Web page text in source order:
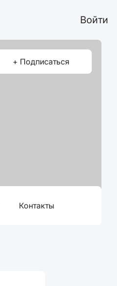
Войти
+ Подписаться
Контакты